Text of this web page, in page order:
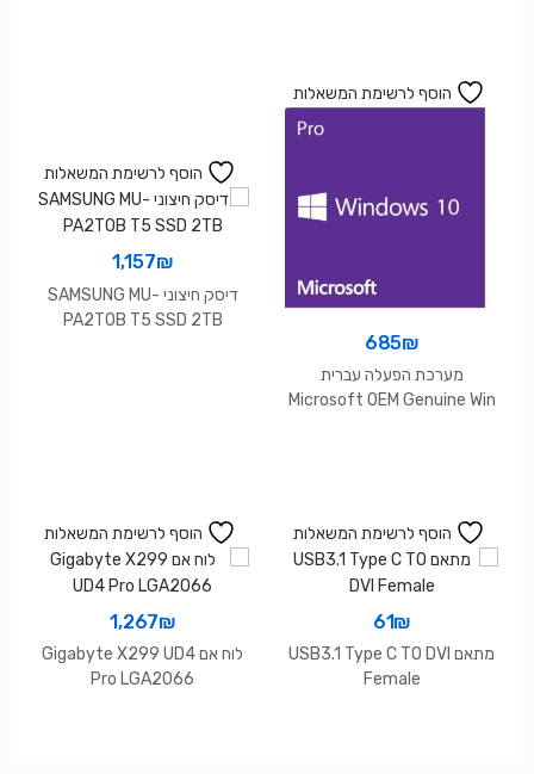
הוסף לרשימת המשאלות
685₪
מערכת הפעלה עברית
Microsoft OEM Genuine Win
הוסף לרשימת המשאלות
1,157₪
דיסק חיצוני SAMSUNG MU-
PA2T0B T5 SSD 2TB
הוסף לרשימת המשאלות
61₪
מתאם USB3.1 Type C TO DVI
Female
הוסף לרשימת המשאלות
1,267₪
לוח אם Gigabyte X299 UD4
Pro LGA2066